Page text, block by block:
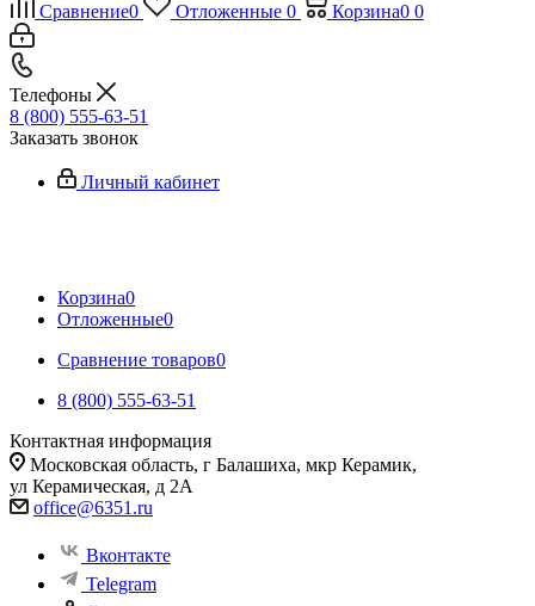
Сравнение0 Отложенные 0 Корзина0 0
Телефоны
8 (800) 555-63-51
Заказать звонок
Личный кабинет
Корзина0
Отложенные0
Сравнение товаров0
8 (800) 555-63-51
Контактная информация
Московская область, г Балашиха, мкр Керамик,
ул Керамическая, д 2А
office@6351.ru
Вконтакте
Telegram